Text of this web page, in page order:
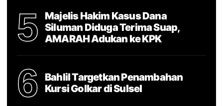
5
Majelis Hakim Kasus Dana
Siluman Diduga Terima Suap,
AMARAH Adukan ke KPK
6
Bahlil Targetkan Penambahan
Kursi Golkar di Sulsel